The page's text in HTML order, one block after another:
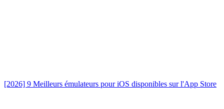
[2026] 9 Meilleurs émulateurs pour iOS disponibles sur l'App Store